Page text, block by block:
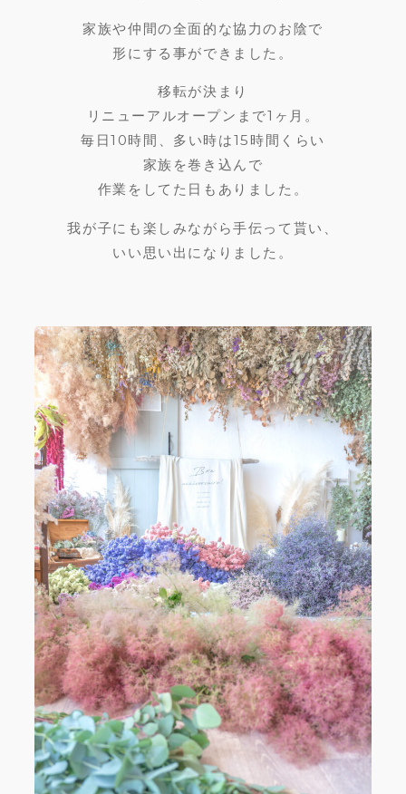
家族や仲間の全面的な協力のお陰で
形にする事ができました。
移転が決まり
リニューアルオープンまで1ヶ月。
毎日10時間、多い時は15時間くらい
家族を巻き込んで
作業をしてた日もありました。
我が子にも楽しみながら手伝って貰い、
いい思い出になりました。